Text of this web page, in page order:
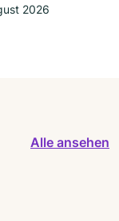
2026
Alle ansehen